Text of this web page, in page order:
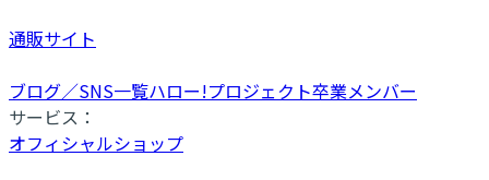
通販サイト
ブログ／SNS一覧ハロー!プロジェクト卒業メンバー
サービス：
オフィシャルショップ